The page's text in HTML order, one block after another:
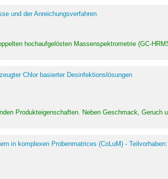
und der Anreichungsverfahren
hochaufgelösten Massenspektrometrie (GC-
Chlor basierter Desinfektionslösungen
Produkteigenschaften. Neben Geschmack, Geruch
in komplexen Probenmatrices (CoLuM) -